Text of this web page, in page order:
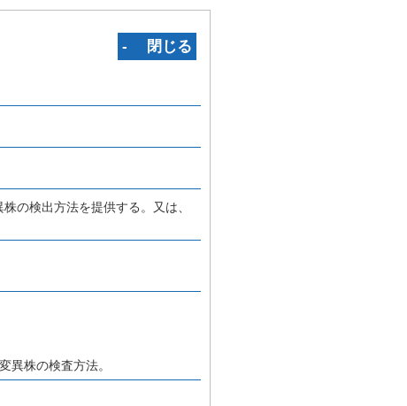
‐ 閉じる
の検出方法を提供する。又は、
異株の検査方法。